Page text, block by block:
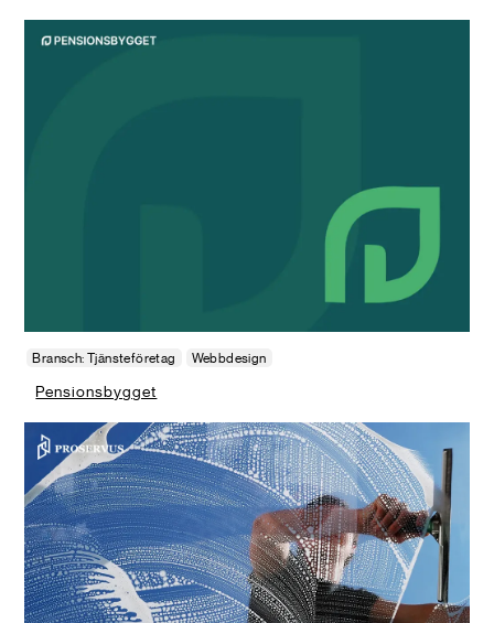
Bransch: Tjänsteföretag Webbdesign
Pensionsbygget